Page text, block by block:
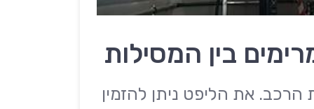
בין המסילות
הרכב. את הליפט ניתן להזמין